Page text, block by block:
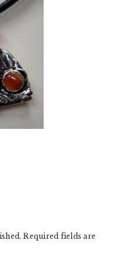
Required fields are